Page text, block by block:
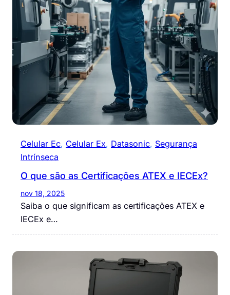
Celular Ec, Celular Ex, Datasonic, Segurança
Intrínseca
O que são as Certificações ATEX e IECEx?
nov 18, 2025
Saiba o que significam as certificações ATEX e
IECEx e…